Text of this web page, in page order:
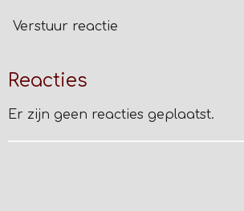
Verstuur reactie
Reacties
Er zijn geen reacties geplaatst.